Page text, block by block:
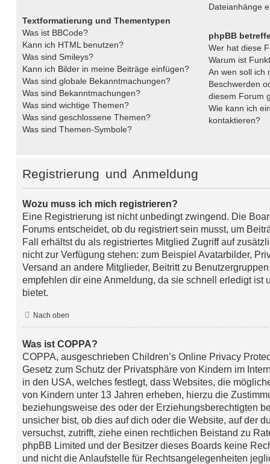
Textformatierung und Thementypen
Was ist BBCode?
Kann ich HTML benutzen?
Was sind Smileys?
Kann ich Bilder in meine Beiträge einfügen?
Was sind globale Bekanntmachungen?
Was sind Bekanntmachungen?
Was sind wichtige Themen?
Was sind geschlossene Themen?
Was sind Themen-Symbole?
Dateianhänge
phpBB
Wer hat diese
Warum ist
An wen soll ich
Beschwerden
diesem Forum
Wie kann ich
kontaktieren?
Registrierung und Anmeldung
Wozu muss ich mich registrieren?
Eine Registrierung ist nicht unbedingt zwingend. Die
Forums entscheidet, ob du registriert sein musst, um
Fall erhältst du als registriertes Mitglied Zugriff auf
nicht zur Verfügung stehen: zum Beispiel Avatarbilder,
Versand an andere Mitglieder, Beitritt zu
empfehlen dir eine Anmeldung, da sie schnell erledigt ist
bietet.
Nach oben
Was ist COPPA?
COPPA, ausgeschrieben Children’s Online Privacy
Gesetz zum Schutz der Privatsphäre von Kindern im
in den USA, welches festlegt, dass Websites, die
von Kindern unter 13 Jahren erheben, hierzu die
beziehungsweise des oder der Erziehungsberechtigten
unsicher bist, ob dies auf dich oder die Website, auf der
versuchst, zutrifft, ziehe einen rechtlichen Beistand zu
phpBB Limited und der Besitzer dieses Boards keine
und nicht die Anlaufstelle für Rechtsangelegenheiten